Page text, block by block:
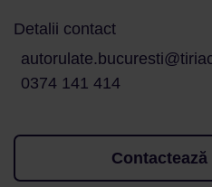
Detalii contact
0374 141 414